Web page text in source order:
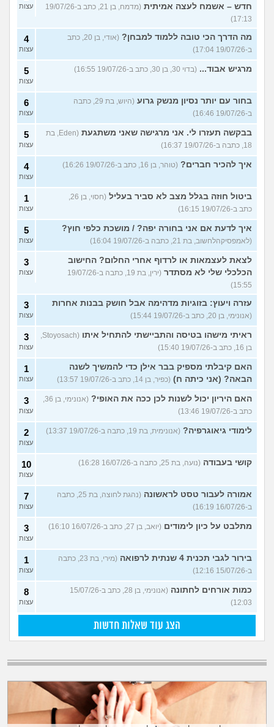
חדש – אשמח לעצה אמיתית
(מדמח, בן 21, כתב ב-19/07/26
17:13)
עצות
מה הדרך הכי טובה ללמוד למבחן?
(אודי, בן 20, כתב
ב-19/07/26 17:04)
4
עצות
מרגיש אבוד... (בדוי 30, בן 30, כתב ב-19/07/26 16:55) 5
עצות
בחור עם יותר נסיון מנשק גרוע
(היוש, בת 29, כתבה
ב-19/07/26 16:46)
6
עצות
בבקשה תעזרו לי. אני מרגישה שאני משתגעת
(Eden, בת
18, כתבה ב-19/07/26 16:37)
5
עצות
איך להכיר חברים? (טוהר, בן 16, כתב ב-19/07/26 16:26) 4
עצות
ביטול חוזה בגלל מצב לא סביר בעליל
(חסוי, בן 26,
כתב ב-19/07/26 16:15)
1
עצות
איך לדעת אם אני בחורה יפה? / מושכת כלפי חוץ?
(לאמפסיקהלחשוב, בת 21, כתבה ב-19/07/26 16:04)
5
עצות
לצאת לעצמאות או לרדוף אחרי החלום? החישוב
הכלכלי שלי לא מסתדר
(ירין, בת 19, כתבה ב-19/07/26
15:55)
3
עצות
עזרה ויעוץ: בזוגיות מדהימה אבל חושק בבנות אחרות
(אנונימי, בן 20, כתב ב-19/07/26 15:44)
3
עצות
ראיתי מישהו בטיסה והתביישתי להתחיל איתו
(Stoyosach,
בן 16, כתב ב-19/07/26 15:40)
3
עצות
האם קיבלתי מספיק בבר אילן כדי להמשיך לשנה
הבאה? (אני כיתה ח) (כפיר, בן 14, כתב ב-19/07/26 13:57)
1
עצות
האם היריון יכול לשנות לכן ככה את האופי?
(אנונימי, בן 36,
כתב ב-19/07/26 13:46)
3
עצות
לימודי גיאוגרפיה? (אנונימית, בת 19, כתבה ב-19/07/26 13:37) 2
עצות
קושי בעבודה (נועה, בת 25, כתבה ב-16/07/26 16:28) 10
עצות
אמורה לעבור טסט לראשונה
(נהגת לחוצה, בת 25, כתבה
ב-16/07/26 16:19)
7
עצות
מתלבט על כיון לימודים (יואב, בן 27, כתב ב-16/07/26 16:10) 3
עצות
בירור לגבי תכנית 4 שנתית לרפואה
(מירי, בת 23, כתבה
ב-15/07/26 12:16)
1
עצות
כמות אורחים לחתונה
(אנונימי, בן 28, כתב ב-15/07/26
12:03)
8
עצות
הצג עוד שאלות חדשות